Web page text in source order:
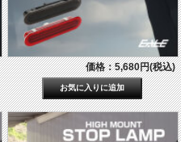
価格：5,680円(税込)